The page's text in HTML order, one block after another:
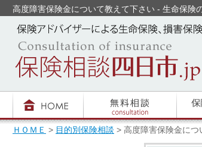
高度障害保険金について教えて下さい - 生命保険
ＨＯＭＥ > 目的別保険相談 > 高度障害保険金につ